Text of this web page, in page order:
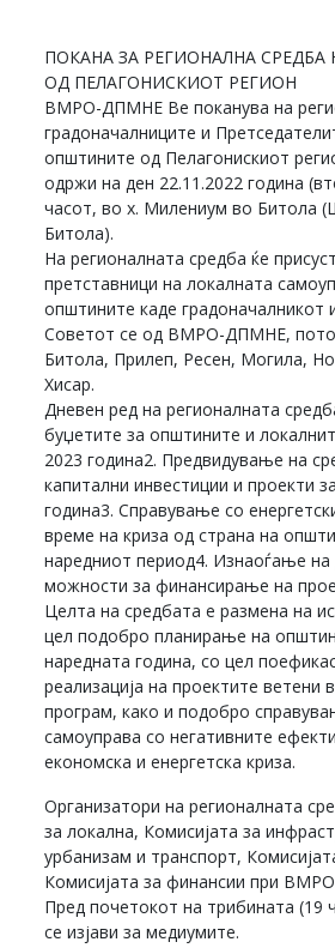
ПОКАНА ЗА РЕГИОНАЛНА
ОД ПЕЛАГОНИСКИОТ РЕГИОН
ВМРО-ДПМНЕ Ве поканува на
градоначалниците и
општините од Пелагонискиот
одржи на ден 22.11.2022 година
часот, во х. Милениум во Битола
Битола).
На регионалната средба ќе
претставници на локалната
општините каде градоначалникот
Советот се од ВМРО-ДПМНЕ,
Битола, Прилеп, Ресен, Могила,
Хисар.
Дневен ред на регионалната
буџетите за општините и
2023 година2. Предвидување на
капитални инвестиции и проекти
година3. Справување со
време на криза од страна на
наредниот период4. Изнаоѓање
можности за финансирање на
Целта на средбата е размена на
цел подобро планирање на
наредната година, со цел
реализација на проектите ветени
програм, како и подобро
самоуправа со негативните
економска и енергетска криза.
Организатори на регионалната
за локална, Комисијата за
урбанизам и транспорт,
Комисијата за финансии при
Пред почетокот на трибината (19
се изјави за медиумите.